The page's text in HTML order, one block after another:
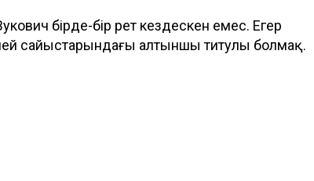
бірде-бір рет кездескен емес. Егер
сайыстарындағы алтыншы титулы болмақ.